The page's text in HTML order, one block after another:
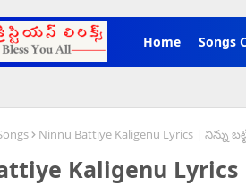
Home
Songs
Ninnu Battiye Kaligenu Lyrics | నిన్ను
Kaligenu